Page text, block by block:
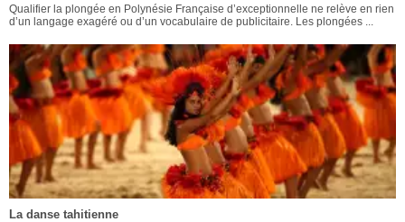
Qualifier la plongée en Polynésie Française d’exceptionnelle ne relève en rien
d’un langage exagéré ou d’un vocabulaire de publicitaire. Les plongées ...
La danse tahitienne